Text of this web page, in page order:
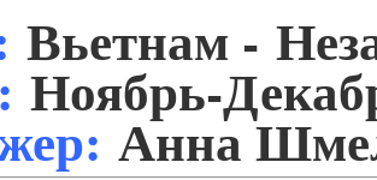
Вьетнам -
Ноябрь-
Анна